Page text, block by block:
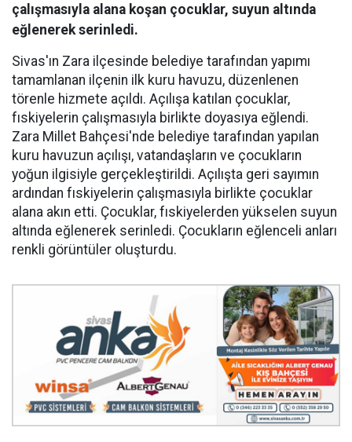
çalışmasıyla alana koşan çocuklar, suyun altında
eğlenerek serinledi.
Sivas'ın Zara ilçesinde belediye tarafından yapımı
tamamlanan ilçenin ilk kuru havuzu, düzenlenen
törenle hizmete açıldı. Açılışa katılan çocuklar,
fıskiyelerin çalışmasıyla birlikte doyasıya eğlendi.
Zara Millet Bahçesi'nde belediye tarafından yapılan
kuru havuzun açılışı, vatandaşların ve çocukların
yoğun ilgisiyle gerçekleştirildi. Açılışta geri sayımın
ardından fıskiyelerin çalışmasıyla birlikte çocuklar
alana akın etti. Çocuklar, fıskiyelerden yükselen suyun
altında eğlenerek serinledi. Çocukların eğlenceli anları
renkli görüntüler oluşturdu.